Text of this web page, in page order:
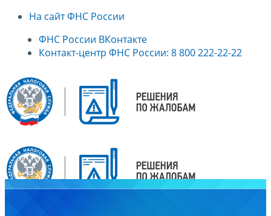
На сайт ФНС России
ФНС России ВКонтакте
Контакт-центр ФНС России: 8 800 222-22-22